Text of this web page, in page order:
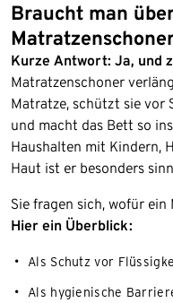
Braucht man
Kurze Antwort: Ja, und
Matratzenschoner
Matratze, schützt sie vor
und macht das Bett so
Haushalten mit Kindern,
Haut ist er besonders
Sie fragen sich, wofür
Hier ein Überblick:
Als Schutz vor
Als hygienische